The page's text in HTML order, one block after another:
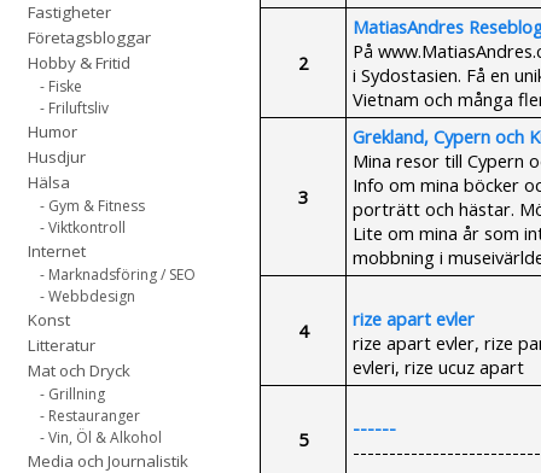
Fastigheter
Företagsbloggar
Hobby & Fritid
- Fiske
- Friluftsliv
Humor
Husdjur
Hälsa
- Gym & Fitness
- Viktkontroll
Internet
- Marknadsföring / SEO
- Webbdesign
Konst
Litteratur
Mat och Dryck
- Grillning
- Restauranger
- Vin, Öl & Alkohol
Media och Journalistik
2
MatiasAndres
På
i Sydostasien. Få en
Vietnam och många
3
Grekland, Cypern och
Mina resor till Cypern
Info om mina böcker
porträtt och hästar.
Lite om mina år som
mobbning i
4
rize apart evler
rize apart evler, rize
evleri, rize ucuz apart
5
------